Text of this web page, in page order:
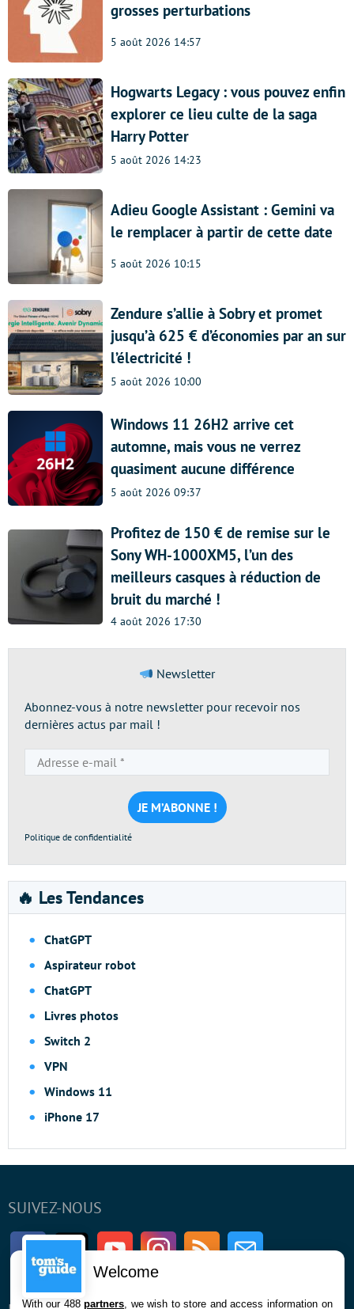
grosses perturbations
5 août 2026 14:57
Hogwarts Legacy : vous pouvez enfin
explorer ce lieu culte de la saga
Harry Potter
5 août 2026 14:23
Adieu Google Assistant : Gemini va
le remplacer à partir de cette date
5 août 2026 10:15
Zendure s’allie à Sobry et promet
jusqu’à 625 € d’économies par an sur
l’électricité !
5 août 2026 10:00
Windows 11 26H2 arrive cet
automne, mais vous ne verrez
quasiment aucune différence
5 août 2026 09:37
Profitez de 150 € de remise sur le
Sony WH-1000XM5, l’un des
meilleurs casques à réduction de
bruit du marché !
4 août 2026 17:30
Newsletter
Abonnez-vous à notre newsletter pour recevoir nos
dernières actus par mail !
e-
mail
*
Politique de confidentialité
🔥 Les Tendances
ChatGPT
Aspirateur robot
ChatGPT
Livres photos
Switch 2
VPN
Windows 11
iPhone 17
SUIVEZ-NOUS
FacebookTwitter Youtube InstagramRSS Newsletter
Welcome
With our 488partners , we wish to store and access information on